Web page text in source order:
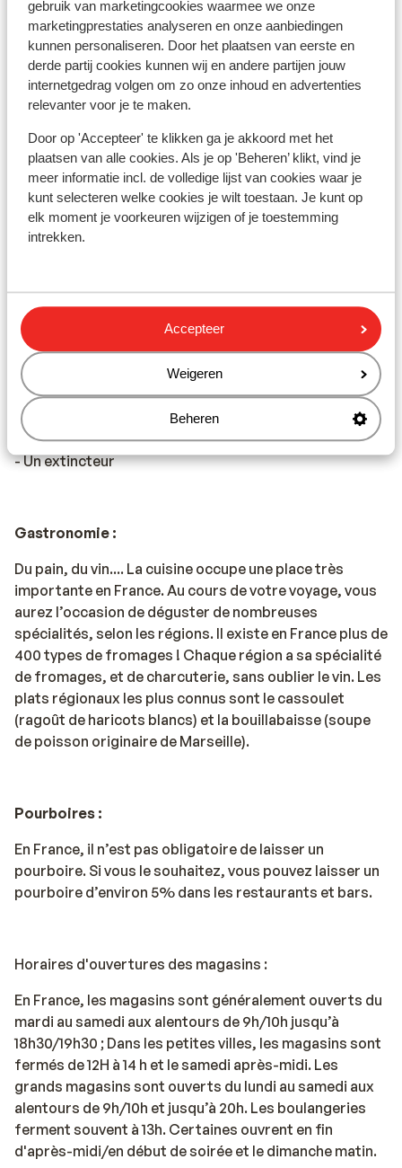
gebruik van marketingcookies waarmee we onze
marketingprestaties analyseren en onze aanbiedingen
kunnen personaliseren. Door het plaatsen van eerste en
derde partij cookies kunnen wij en andere partijen jouw
internetgedrag volgen om zo onze inhoud en advertenties
relevanter voor je te maken.
Door op 'Accepteer' te klikken ga je akkoord met het
plaatsen van alle cookies. Als je op 'Beheren’ klikt, vind je
meer informatie incl. de volledige lijst van cookies waar je
kunt selecteren welke cookies je wilt toestaan. Je kunt op
elk moment je voorkeuren wijzigen of je toestemming
intrekken.
Accepteer
Weigeren
Beheren
* Dans certaines villes, il est obligatoire d'avoir un
autocollant environnemental. Si vous roulez sur le
périphérique parisien, il faudra vous munir d’un
autocollant environnemental. Vous pouvez la
commander en ligne, ici : https://www.certificat-
air.gouv.fr/fr/. Si vous ne recevez pas à temps votre
vignette, la police française recommande de vous
munir du formulaire de demande de vignette.
* En France, il est obligatoire d'avoir les éléments
suivants dans la voiture :
- Un gilet de sécurité avec bandes réfléchissante
Le conducteur doit porter le gilet lorsqu'il quitte la
voiture le long de la route en dehors des
agglomérations en cas de panne ou d'accident. (Les
gilets de sécurité peuvent être achetés à l'ANWB, entre
autres).
- Un extincteur
Gastronomie :
Du pain, du vin.... La cuisine occupe une place très
importante en France. Au cours de votre voyage, vous
aurez l’occasion de déguster de nombreuses
spécialités, selon les régions. Il existe en France plus de
400 types de fromages ! Chaque région a sa spécialité
de fromages, et de charcuterie, sans oublier le vin. Les
plats régionaux les plus connus sont le cassoulet
(ragoût de haricots blancs) et la bouillabaisse (soupe
de poisson originaire de Marseille).
Pourboires :
En France, il n’est pas obligatoire de laisser un
pourboire. Si vous le souhaitez, vous pouvez laisser un
pourboire d’environ 5% dans les restaurants et bars.
Horaires d'ouvertures des magasins :
En France, les magasins sont généralement ouverts du
mardi au samedi aux alentours de 9h/10h jusqu’à
18h30/19h30 ; Dans les petites villes, les magasins sont
fermés de 12H à 14 h et le samedi après-midi. Les
grands magasins sont ouverts du lundi au samedi aux
alentours de 9h/10h et jusqu’à 20h. Les boulangeries
ferment souvent à 13h. Certaines ouvrent en fin
d'après-midi/en début de soirée et le dimanche matin.